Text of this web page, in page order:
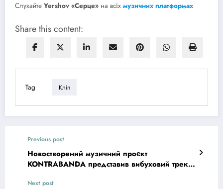
Слухайте Yershov «Серце» на всіх музичних платформах
Share this content:
Tag Кліп
Previous post
Новостворений музичний проєкт
KONTRABANDA представив вибуховий трек
Next post